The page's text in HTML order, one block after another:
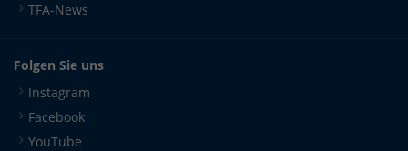
TFA-News
Folgen Sie uns
Instagram
Facebook
YouTube